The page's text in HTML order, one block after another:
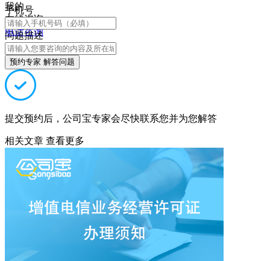
我的
在线咨询
电话咨询
手机号
问题描述
预约专家 解答问题
提交预约后，公司宝专家会尽快联系您并为您解答
相关文章 查看更多